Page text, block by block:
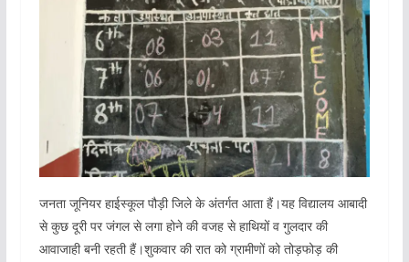
जनता जूनियर हाईस्कूल पौड़ी जिले के अंतर्गत आता हैं।यह विद्यालय आबादी
से कुछ दूरी पर जंगल से लगा होने की वजह से हाथियों व गुलदार की
आवाजाही बनी रहती हैं।शुकवार की रात को ग्रामीणों को तोड़फोड़ की